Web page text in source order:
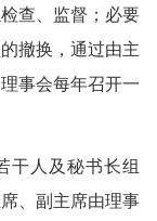
查、监督；必要
撤换，通过由主
事会每年召开一
干人及秘书长组
、副主席由理事